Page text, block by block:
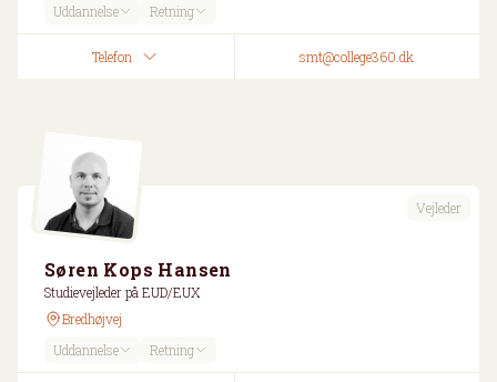
Uddannelse
Retning
Telefon smt@college360.dk
Vejleder
Søren Kops Hansen
Studievejleder på EUD/EUX
Bredhøjvej
Uddannelse
Retning